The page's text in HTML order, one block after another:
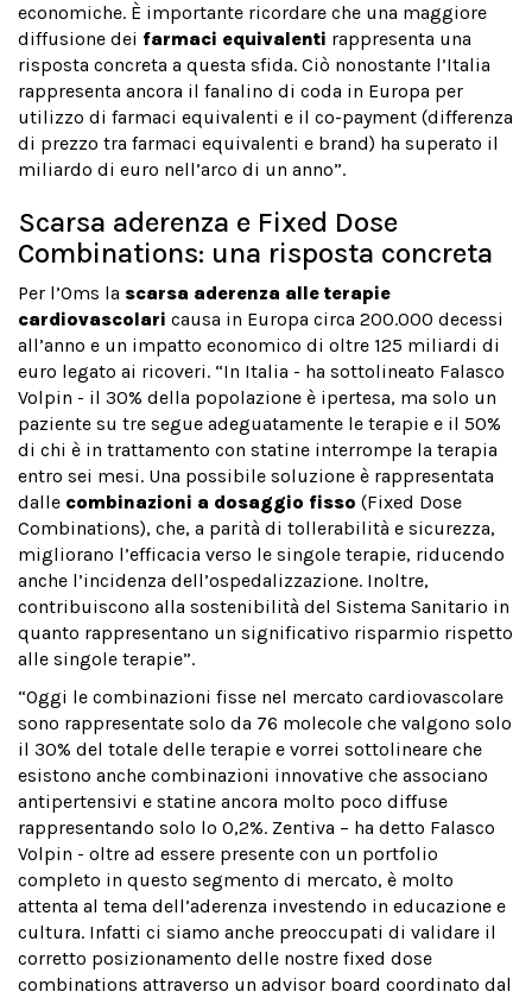
economiche. È importante ricordare che una maggiore
diffusione dei farmaci equivalenti rappresenta una
risposta concreta a questa sfida. Ciò nonostante l’Italia
rappresenta ancora il fanalino di coda in Europa per
utilizzo di farmaci equivalenti e il co-payment (differenza
di prezzo tra farmaci equivalenti e brand) ha superato il
miliardo di euro nell’arco di un anno”.
Scarsa aderenza e Fixed Dose
Combinations: una risposta concreta
Per l’Oms la scarsa aderenza alle terapie
cardiovascolari causa in Europa circa 200.000 decessi
all’anno e un impatto economico di oltre 125 miliardi di
euro legato ai ricoveri. “In Italia - ha sottolineato Falasco
Volpin - il 30% della popolazione è ipertesa, ma solo un
paziente su tre segue adeguatamente le terapie e il 50%
di chi è in trattamento con statine interrompe la terapia
entro sei mesi. Una possibile soluzione è rappresentata
dalle combinazioni a dosaggio fisso (Fixed Dose
Combinations), che, a parità di tollerabilità e sicurezza,
migliorano l’efficacia verso le singole terapie, riducendo
anche l’incidenza dell’ospedalizzazione. Inoltre,
contribuiscono alla sostenibilità del Sistema Sanitario in
quanto rappresentano un significativo risparmio rispetto
alle singole terapie”.
“Oggi le combinazioni fisse nel mercato cardiovascolare
sono rappresentate solo da 76 molecole che valgono solo
il 30% del totale delle terapie e vorrei sottolineare che
esistono anche combinazioni innovative che associano
antipertensivi e statine ancora molto poco diffuse
rappresentando solo lo 0,2%. Zentiva – ha detto Falasco
Volpin - oltre ad essere presente con un portfolio
completo in questo segmento di mercato, è molto
attenta al tema dell’aderenza investendo in educazione e
cultura. Infatti ci siamo anche preoccupati di validare il
corretto posizionamento delle nostre fixed dose
combinations attraverso un advisor board coordinato dal